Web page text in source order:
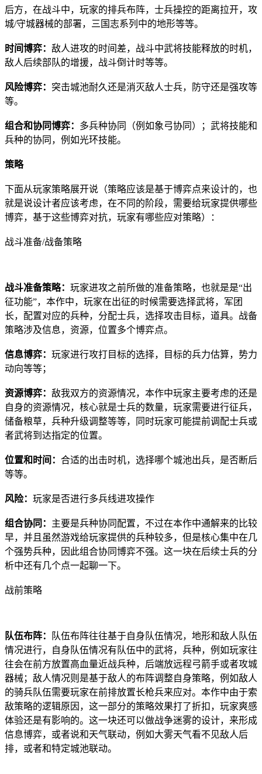
后方，在战斗中，玩家的排兵布阵，士兵操控的距离拉开，攻
城/守城器械的部署，三国志系列中的地形等等。
时间博弈： 敌人进攻的时间差，战斗中武将技能释放的时机，
敌人后续部队的增援，战斗倒计时等等。
风险博弈： 突击城池耐久还是消灭敌人士兵，防守还是强攻等
等。
组合和协同博弈： 多兵种协同（例如象弓协同）；武将技能和
兵种的协同，例如光环技能。
策略
下面从玩家策略展开说（策略应该是基于博弈点来设计的，也
就是说设计者应该考虑，在不同的阶段，需要给玩家提供哪些
博弈，基于这些博弈对抗，玩家有哪些应对策略）：
战斗准备/战备策略
战斗准备策略： 玩家进攻之前所做的准备策略，也就是是“出
征功能”，本作中，玩家在出征的时候需要选择武将，军团
长，配置对应的兵种，分配士兵，选择攻击目标，道具。战备
策略涉及信息，资源，位置多个博弈点。
信息博弈： 玩家进行攻打目标的选择，目标的兵力估算，势力
动向等等；
资源博弈： 敌我双方的资源情况，本作中玩家主要考虑的还是
自身的资源情况，核心就是士兵的数量，玩家需要进行征兵，
储备粮草，兵种升级调整等等，同时玩家可能提前调配士兵或
者武将到达指定的位置。
位置和时间： 合适的出击时机，选择哪个城池出兵，是否断后
等等。
风险： 玩家是否进行多兵线进攻操作
组合协同： 主要是兵种协同配置，不过在本作中通解来的比较
早，并且虽然游戏给玩家提供的兵种较多，但是核心集中在几
个强势兵种，因此组合协同博弈不强。这一块在后续士兵的分
析中还有几个点一起聊一下。
战前策略
队伍布阵：
队伍布阵往往基于自身队伍情况，地形和敌人队伍
情况进行，自身队伍情况有队伍中的武将，兵种，例如玩家往
往会在前方放置高血量近战兵种，后端放远程弓箭手或者攻城
器械；敌人情况则是基于敌人的布阵调整自身策略，例如敌人
的骑兵队伍需要玩家在前排放置长枪兵来应对。本作中由于索
敌策略的逻辑原因，这一部分的策略效果打了折扣，玩家爽感
体验还是有影响的。这一块还可以做战争迷雾的设计，来形成
信息博弈，或者说和天气联动，例如大雾天气看不见敌人后
排，或者和特定城池联动。